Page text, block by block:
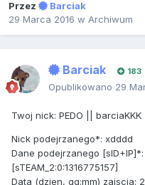
Przez
Barciak
29 Marca 2016 w Archiwum
Barciak 183
Opublikowano 29
Twoj nick: PEDO || barciaKKK
Nick podejrzanego*: xdddd
Dane podejrzanego
[sTEAM_2:0:1316775157]
Data (dzien, gg:mm) zajscia: